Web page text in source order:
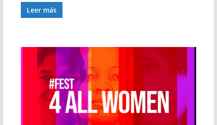
Leer más